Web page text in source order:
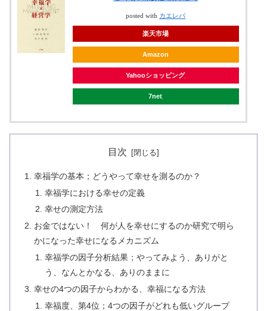
posted with カエレバ
楽天市場
Amazon
Yahooショッピング
7net
目次
幸福学の基本；どうやって幸せを測るのか？
幸福学における幸せの定義
幸せの測定方法
お金ではない！ 何が人を幸せにするのか研究で明ら
かになった幸せになるメカニズム
幸福学の因子分析結果；やってみよう、ありがと
う、なんとかなる、ありのままに
幸せの4つの因子からわかる、幸福になる方法
幸福度、第4位；4つの因子がどれも低いグループ